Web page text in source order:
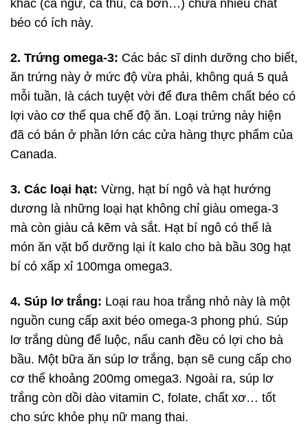
khác (cá ngừ, cá thu, cá bơn…) chứa nhiều chất
béo có ích này.
2. Trứng omega-3: Các bác sĩ dinh dưỡng cho biết,
ăn trứng này ở mức độ vừa phải, không quá 5 quả
mỗi tuần, là cách tuyệt vời để đưa thêm chất béo có
lợi vào cơ thể qua chế độ ăn. Loại trứng này hiện
đã có bán ở phần lớn các cửa hàng thực phẩm của
Canada.
3. Các loại hạt: Vừng, hạt bí ngô và hạt hướng
dương là những loại hạt không chỉ giàu omega-3
mà còn giàu cả kẽm và sắt. Hạt bí ngô có thể là
món ăn vặt bổ dưỡng lại ít kalo cho bà bầu 30g hạt
bí có xấp xỉ 100mga omega3.
4. Súp lơ trắng: Loại rau hoa trắng nhỏ này là một
nguồn cung cấp axit béo omega-3 phong phú. Súp
lơ trắng dùng để luộc, nấu canh đều có lợi cho bà
bầu. Một bữa ăn súp lơ trắng, bạn sẽ cung cấp cho
cơ thể khoảng 200mg omega3. Ngoài ra, súp lơ
trắng còn dồi dào vitamin C, folate, chất xơ… tốt
cho sức khỏe phụ nữ mang thai.